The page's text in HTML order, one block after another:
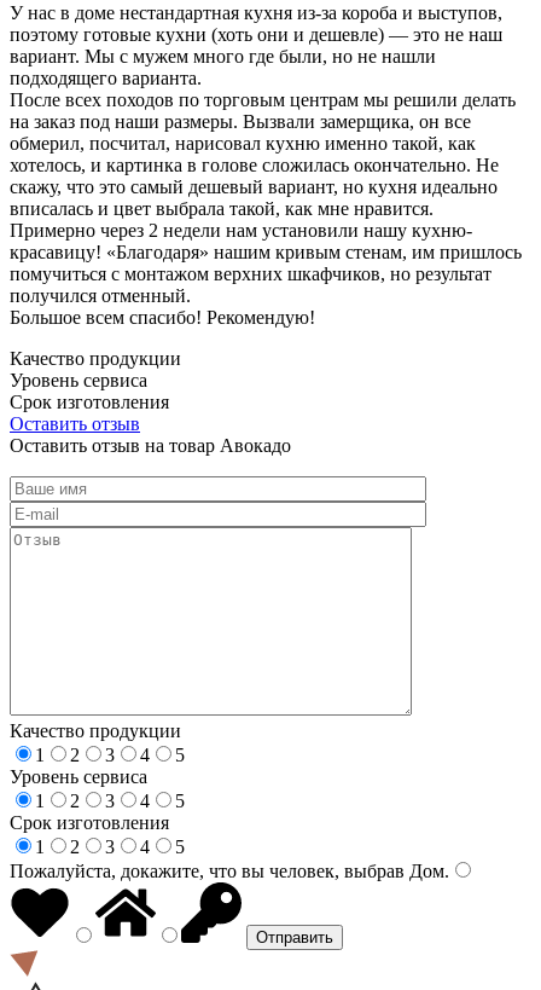
У нас в доме нестандартная кухня из-за короба и выступов,
поэтому готовые кухни (хоть они и дешевле) — это не наш
вариант. Мы с мужем много где были, но не нашли
подходящего варианта.
После всех походов по торговым центрам мы решили делать
на заказ под наши размеры. Вызвали замерщика, он все
обмерил, посчитал, нарисовал кухню именно такой, как
хотелось, и картинка в голове сложилась окончательно. Не
скажу, что это самый дешевый вариант, но кухня идеально
вписалась и цвет выбрала такой, как мне нравится.
Примерно через 2 недели нам установили нашу кухню-
красавицу! «Благодаря» нашим кривым стенам, им пришлось
помучиться с монтажом верхних шкафчиков, но результат
получился отменный.
Большое всем спасибо! Рекомендую!
Качество продукции
Уровень сервиса
Срок изготовления
Оставить отзыв
Оставить отзыв на товар Авокадо
Качество продукции
1
2 3 4
5
Уровень сервиса
1
2 3 4
5
Срок изготовления
1
2 3 4
5
Пожалуйста, докажите, что вы человек, выбрав Дом.